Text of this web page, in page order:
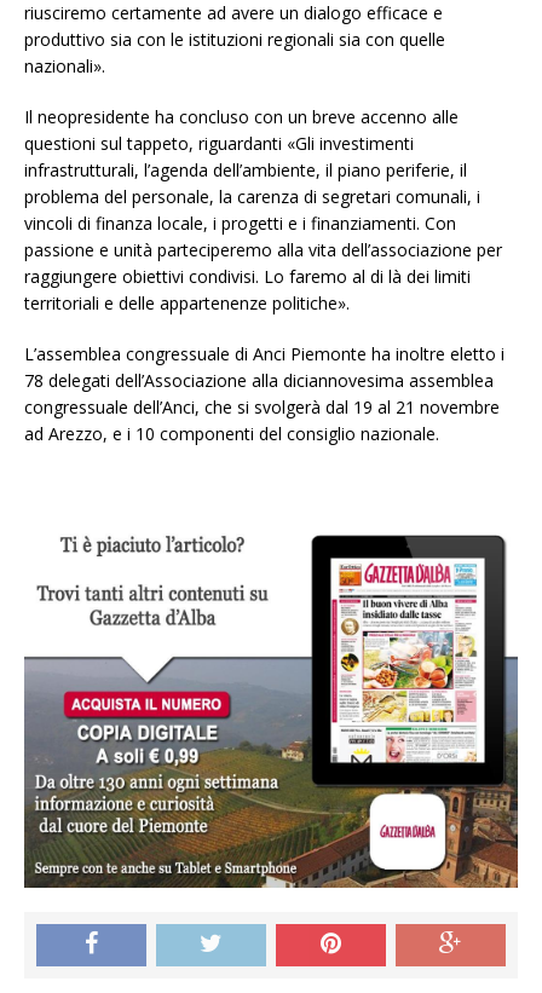
riusciremo certamente ad avere un dialogo efficace e
produttivo sia con le istituzioni regionali sia con quelle
nazionali».
Il neopresidente ha concluso con un breve accenno alle
questioni sul tappeto, riguardanti «Gli investimenti
infrastrutturali, l’agenda dell’ambiente, il piano periferie, il
problema del personale, la carenza di segretari comunali, i
vincoli di finanza locale, i progetti e i finanziamenti. Con
passione e unità parteciperemo alla vita dell’associazione per
raggiungere obiettivi condivisi. Lo faremo al di là dei limiti
territoriali e delle appartenenze politiche».
L’assemblea congressuale di Anci Piemonte ha inoltre eletto i
78 delegati dell’Associazione alla diciannovesima assemblea
congressuale dell’Anci, che si svolgerà dal 19 al 21 novembre
ad Arezzo, e i 10 componenti del consiglio nazionale.